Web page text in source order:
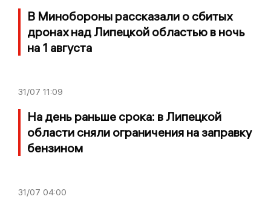
В Минобороны рассказали о сбитых
дронах над Липецкой областью в ночь
на 1 августа
31/07 11:09
На день раньше срока: в Липецкой
области сняли ограничения на заправку
бензином
31/07 04:00